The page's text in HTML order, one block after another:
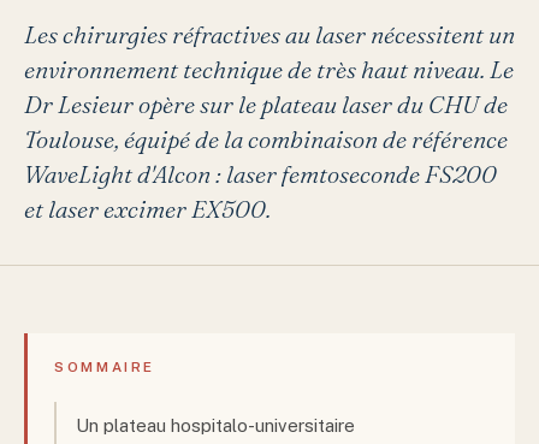
Les chirurgies réfractives au laser nécessitent un
environnement technique de très haut niveau. Le
Dr Lesieur opère sur le plateau laser du CHU de
Toulouse, équipé de la combinaison de référence
WaveLight d'Alcon : laser femtoseconde FS200
et laser excimer EX500.
SOMMAIRE
Un plateau hospitalo-universitaire